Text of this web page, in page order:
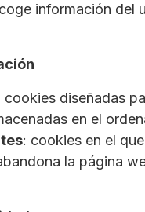
información del
cookies diseñadas
en el
: cookies en el
la página